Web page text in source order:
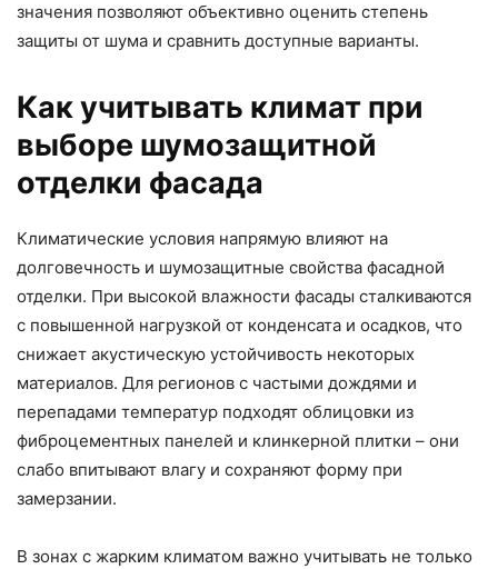
значения позволяют объективно оценить степень
защиты от шума и сравнить доступные варианты.
Как учитывать климат при
выборе шумозащитной
отделки фасада
Климатические условия напрямую влияют на
долговечность и шумозащитные свойства фасадной
отделки. При высокой влажности фасады сталкиваются
с повышенной нагрузкой от конденсата и осадков, что
снижает акустическую устойчивость некоторых
материалов. Для регионов с частыми дождями и
перепадами температур подходят облицовки из
фиброцементных панелей и клинкерной плитки – они
слабо впитывают влагу и сохраняют форму при
замерзании.
В зонах с жарким климатом важно учитывать не только